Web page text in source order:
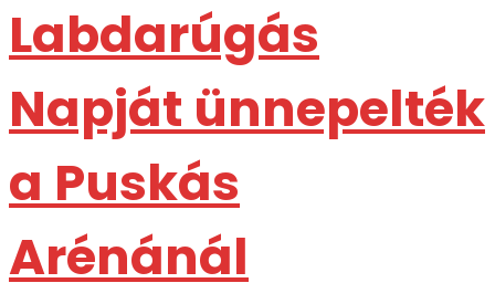
Labdarúgás
Napját ünnepelték
a Puskás
Arénánál